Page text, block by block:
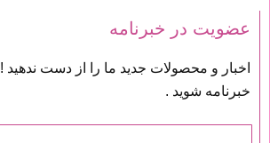
عضویت در خبرنامه
اخبار و محصولات جدید ما را از دست
خبرنامه شوید .